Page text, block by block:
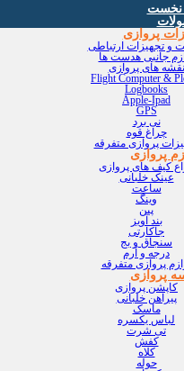
نخست
پروازی
و تجهیزات ارتباطی
جانبی هدست ها
نقشه های پروازی
Flight Computer &
Logbooks
Apple-Ipad
GPS
نی برد
چراغ قوه
پروازی متفرقه
پروازی
کیف های پروازی
عینک خلبانی
ساعت
وینگ
پین
بند آویز
جاکارتی
سنجاق و بج
درجه و آرم
پروازی متفرقه
پروازی
کاپشن پروازی
پیراهن خلبانی
ماسک
لباس یکسره
تی شرت
کفش
کلاه
حوله